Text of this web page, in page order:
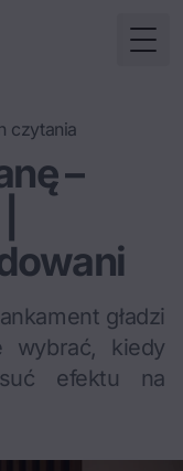
czytania
–
gładzi
wybrać, kiedy
efektu na